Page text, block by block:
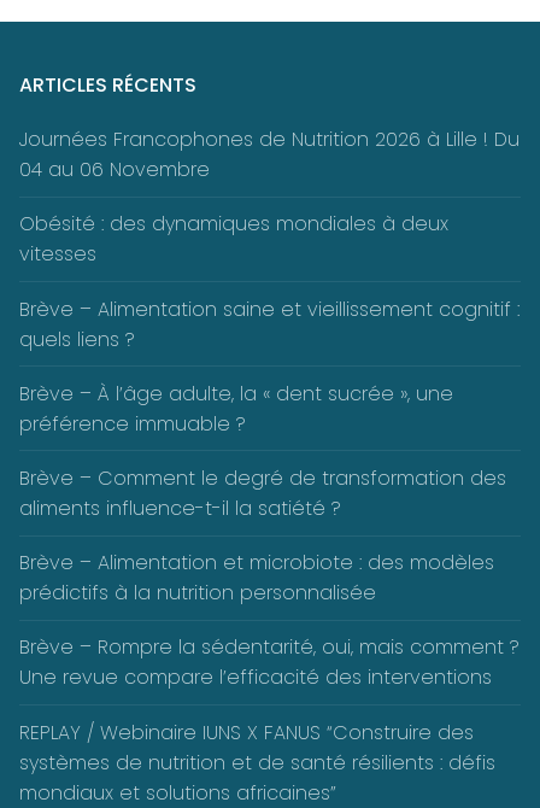
ARTICLES RÉCENTS
Journées Francophones de Nutrition 2026 à Lille ! Du
04 au 06 Novembre
Obésité : des dynamiques mondiales à deux
vitesses
Brève – Alimentation saine et vieillissement cognitif :
quels liens ?
Brève – À l’âge adulte, la « dent sucrée », une
préférence immuable ?
Brève – Comment le degré de transformation des
aliments influence-t-il la satiété ?
Brève – Alimentation et microbiote : des modèles
prédictifs à la nutrition personnalisée
Brève – Rompre la sédentarité, oui, mais comment ?
Une revue compare l’efficacité des interventions
REPLAY / Webinaire IUNS X FANUS “Construire des
systèmes de nutrition et de santé résilients : défis
mondiaux et solutions africaines”